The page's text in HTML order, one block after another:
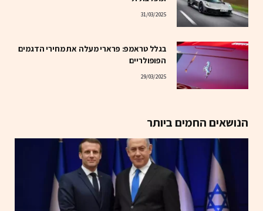
31/03/2025
בגלל טראמפ: פרארי מעלה את מחירי הדגמים
הפופולריים
29/03/2025
הנושאים החמים ביותר